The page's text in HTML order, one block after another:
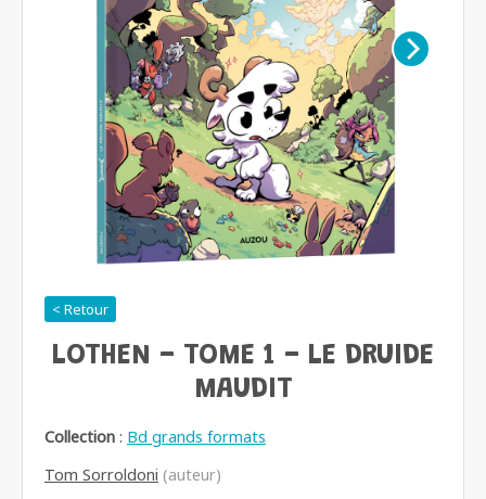
< Retour
LOTHEN - TOME 1 - LE DRUIDE
MAUDIT
Collection : Bd grands formats
Tom Sorroldoni (auteur)